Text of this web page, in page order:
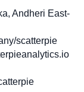
Andheri East-
scatterpie